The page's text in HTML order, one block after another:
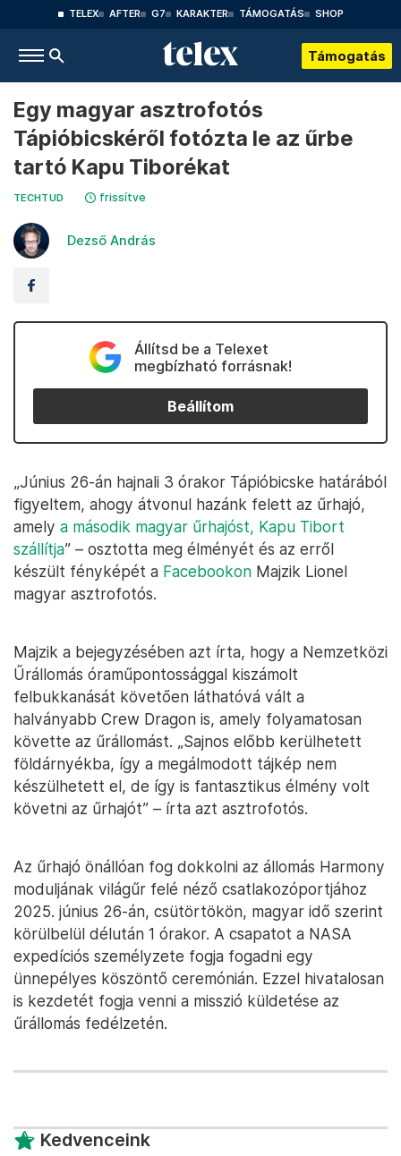
TELEX AFTER G7 KARAKTER TÁMOGATÁS SHOP
Támogatás
Egy magyar asztrofotós
Tápióbicskéről fotózta le az űrbe
tartó Kapu Tiborékat
TECHTUD frissítve
Dezső András
Állítsd be a Telexet
megbízható forrásnak!
Beállítom
„Június 26-án hajnali 3 órakor Tápióbicske határából
figyeltem, ahogy átvonul hazánk felett az űrhajó,
amely a második magyar űrhajóst, Kapu Tibort
szállítja” – osztotta meg élményét és az erről
készült fényképét a Facebookon Majzik Lionel
magyar asztrofotós.
Majzik a bejegyzésében azt írta, hogy a Nemzetközi
Űrállomás óraműpontossággal kiszámolt
felbukkanását követően láthatóvá vált a
halványabb Crew Dragon is, amely folyamatosan
követte az űrállomást. „Sajnos előbb kerülhetett
földárnyékba, így a megálmodott tájkép nem
készülhetett el, de így is fantasztikus élmény volt
követni az űrhajót” – írta azt asztrofotós.
Az űrhajó önállóan fog dokkolni az állomás Harmony
moduljának világűr felé néző csatlakozóportjához
2025. június 26-án, csütörtökön, magyar idő szerint
körülbelül délután 1 órakor. A csapatot a NASA
expedíciós személyzete fogja fogadni egy
ünnepélyes köszöntő ceremónián. Ezzel hivatalosan
is kezdetét fogja venni a misszió küldetése az
űrállomás fedélzetén.
Kedvenceink